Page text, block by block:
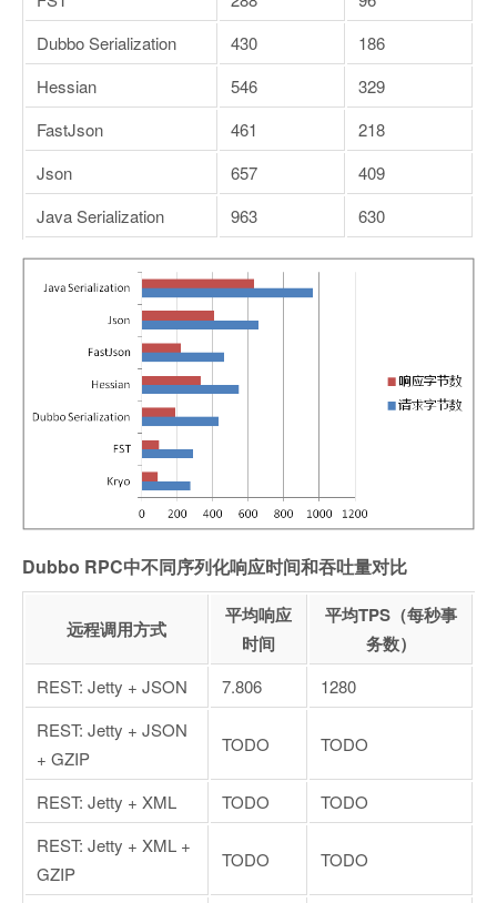
Dubbo Serialization
430
186
Hessian
546
329
FastJson
461
218
Json
657
409
Java Serialization
963 630
Dubbo RPC中不同序列化响应时间和吞吐量对比
远程调用方式
平均响应
时间
平均TPS（每秒事
务数）
REST: Jetty + JSON 7.806
1280
REST: Jetty + JSON
+ GZIP
TODO TODO
REST: Jetty + XML TODO
TODO
REST: Jetty + XML +
GZIP
TODO TODO